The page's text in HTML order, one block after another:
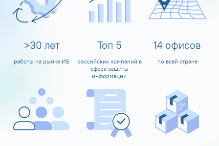
>30 лет
работы на рынке ИБ
Топ 5
российских компаний в
сфере защиты
информации
14 офисов
по всей стране